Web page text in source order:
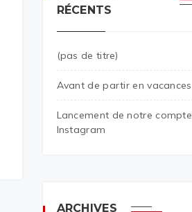
RÉCENTS
(pas de titre)
Avant de partir en vacances
Lancement de notre compte
Instagram
ARCHIVES